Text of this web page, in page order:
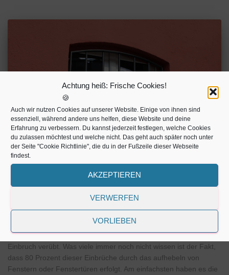
Achtung heiß: Frische Cookies!
🍪
Auch wir nutzen Cookies auf unserer Website. Einige von ihnen sind
essenziell, während andere uns helfen, diese Website und deine
Erfahrung zu verbessern. Du kannst jederzeit festlegen, welche Cookies
du zulassen möchtest und welche nicht. Das geht auch später noch unter
der Seite "Cookie Richtlinie", die du in der Fußzeile dieser Webseite
findest.
AKZEPTIEREN
VERWERFEN
VORLIEBEN
Einbruchschutz für Fenster
Nachrüsten
In Deutschland, so die Statistik, wird in etwa alle zwei Minuten ein
Einbruch verübt. Was viele immer noch nicht wissen ist der Fakt,
dass 80 Prozent dieser Einbrüche durch das aufhebeln von
Fenstern oder Fenstertüren erfolgt. Am einfachsten haben es die